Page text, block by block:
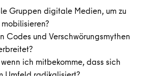
Gruppen digitale Medien, um zu
Codes und Verschwörungsmythen
ich mitbekomme, dass sich